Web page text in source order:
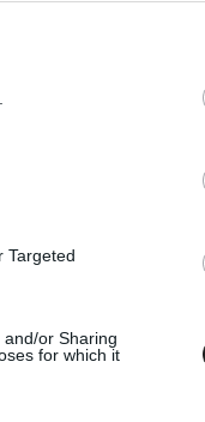
Targeted
or Sharing
for which it
több
(GPDA)
pedig
vagy